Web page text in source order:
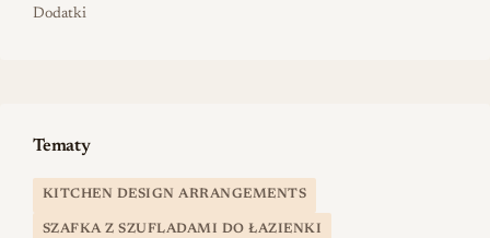
Dodatki
Tematy
KITCHEN DESIGN ARRANGEMENTS
SZAFKA Z SZUFLADAMI DO ŁAZIENKI